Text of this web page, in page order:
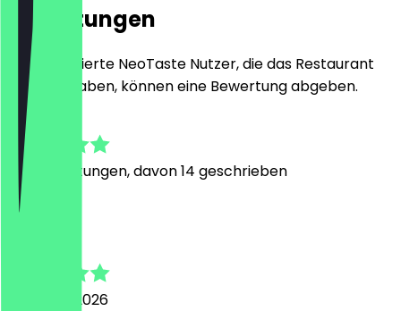
Bewertungen
Nur registrierte NeoTaste Nutzer, die das Restaurant
besucht haben, können eine Bewertung abgeben.
4.8
130
Bewertungen, davon 14 geschrieben
7. August 2026